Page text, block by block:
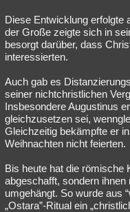
Diese Entwicklung erfolgte
der Große zeigte sich in
besorgt darüber, dass
interessierten.
Auch gab es
seiner nichtchristlichen
Insbesondere Augustinus
gleichzusetzen sei,
Gleichzeitig bekämpfte er
Weihnachten nicht feierten.
Bis heute hat die römische
abgeschafft, sondern
umgehängt. So wurde aus
„Ostara”-Ritual ein